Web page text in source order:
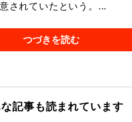
されていたという。...
つづきを読む
記事も読まれています